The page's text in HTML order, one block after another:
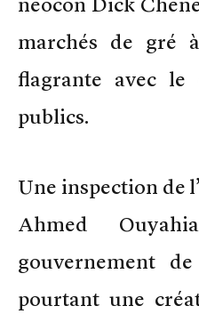
marchés de gré
flagrante avec le
publics.
Une inspection de
Ahmed
gouvernement
pourtant une